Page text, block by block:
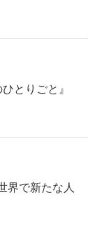
とりごと』
界で新たな人